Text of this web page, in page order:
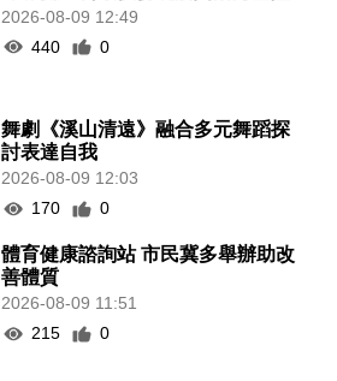
2026-08-09 12:49
440
0
舞劇《溪山清遠》融合多元舞蹈探
討表達自我
2026-08-09 12:03
170
0
體育健康諮詢站 市民冀多舉辦助改
善體質
2026-08-09 11:51
215
0